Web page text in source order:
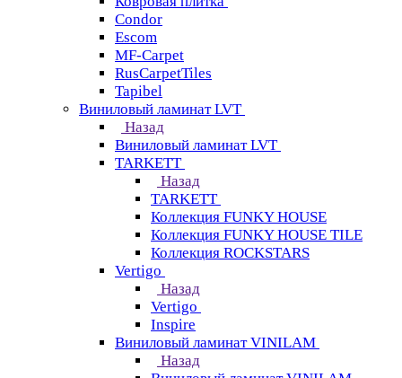
Condor
Escom
MF-Carpet
RusCarpetTiles
Tapibel
Виниловый ламинат LVT
Назад
Виниловый ламинат LVT
TARKETT
Назад
TARKETT
Коллекция FUNKY HOUSE
Коллекция FUNKY HOUSE TILE
Коллекция ROCKSTARS
Vertigo
Назад
Vertigo
Inspire
Виниловый ламинат VINILAM
Назад